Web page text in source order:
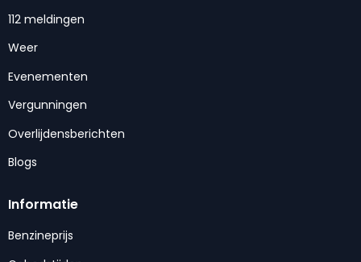
112 meldingen
Weer
Evenementen
Vergunningen
Overlijdensberichten
Blogs
Informatie
Benzineprijs